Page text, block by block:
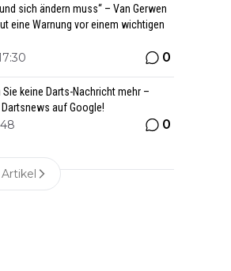
sich ändern muss“ – Van Gerwen
eine Warnung vor einem wichtigen
0
keine Darts-Nachricht mehr –
Dartsnews auf Google!
0